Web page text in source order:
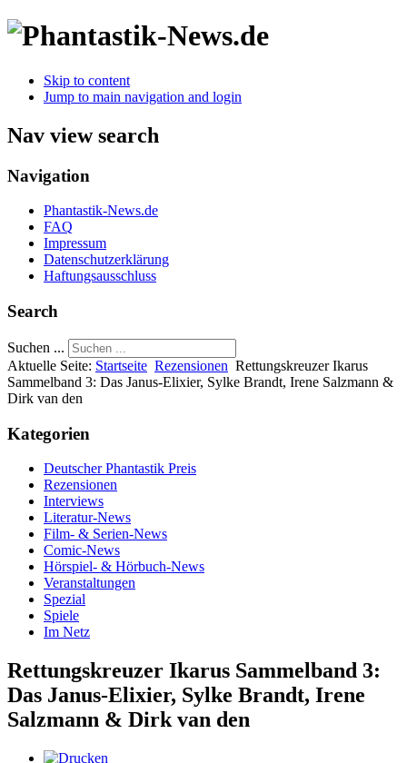
Skip to content
Jump to main navigation and login
Nav view search
Navigation
Phantastik-News.de
FAQ
Impressum
Datenschutzerklärung
Haftungsausschluss
Search
Suchen ...
Aktuelle Seite: Startseite Rezensionen Rettungskreuzer Ikarus
Sammelband 3: Das Janus-Elixier, Sylke Brandt, Irene Salzmann &
Dirk van den
Kategorien
Deutscher Phantastik Preis
Rezensionen
Interviews
Literatur-News
Film- & Serien-News
Comic-News
Hörspiel- & Hörbuch-News
Veranstaltungen
Spezial
Spiele
Im Netz
Rettungskreuzer Ikarus Sammelband 3:
Das Janus-Elixier, Sylke Brandt, Irene
Salzmann & Dirk van den